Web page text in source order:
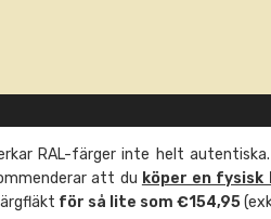
RAL-färger inte helt
att du köper en
för så lite som €154,95